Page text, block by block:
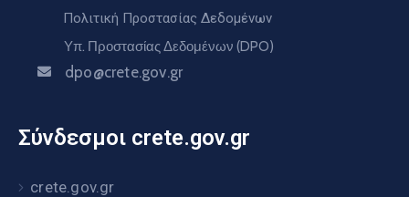
Πολιτική Προστασίας Δεδομένων
Υπ. Προστασίας Δεδομένων (DPO)
dpo@crete.gov.gr
Σύνδεσμοι crete.gov.gr
crete.gov.gr